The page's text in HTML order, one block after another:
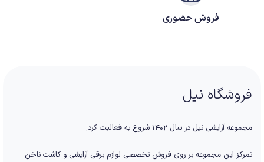
فروش حضوری
فروشگاه نیل
مجموعه آرایشی نیل در سال ۱۴۰۲ شروع به فعالیت کرد.
تمرکز این مجموعه بر روی فروش تخصصی لوازم برقی آرایشی و کاشت ناخن